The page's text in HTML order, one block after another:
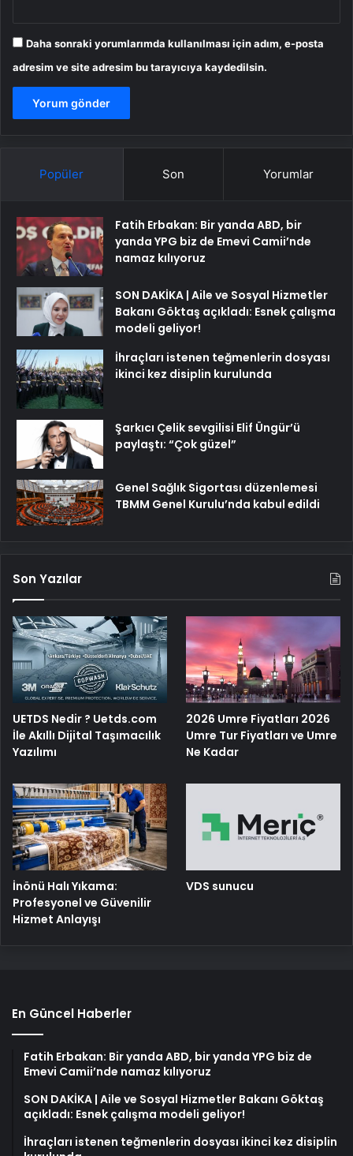
Daha sonraki yorumlarımda kullanılması için adım, e-posta
adresim ve site adresim bu tarayıcıya kaydedilsin.
Popüler Son Yorumlar
Fatih Erbakan: Bir yanda ABD, bir
yanda YPG biz de Emevi Camii’nde
namaz kılıyoruz
SON DAKİKA | Aile ve Sosyal Hizmetler
Bakanı Göktaş açıkladı: Esnek çalışma
modeli geliyor!
İhraçları istenen teğmenlerin dosyası
ikinci kez disiplin kurulunda
Şarkıcı Çelik sevgilisi Elif Üngür’ü
paylaştı: “Çok güzel”
Genel Sağlık Sigortası düzenlemesi
TBMM Genel Kurulu’nda kabul edildi
Son Yazılar
UETDS Nedir ? Uetds.com
İle Akıllı Dijital Taşımacılık
Yazılımı
2026 Umre Fiyatları 2026
Umre Tur Fiyatları ve Umre
Ne Kadar
İnönü Halı Yıkama:
Profesyonel ve Güvenilir
Hizmet Anlayışı
VDS sunucu
En Güncel Haberler
Fatih Erbakan: Bir yanda ABD, bir yanda YPG biz de
Emevi Camii’nde namaz kılıyoruz
SON DAKİKA | Aile ve Sosyal Hizmetler Bakanı Göktaş
açıkladı: Esnek çalışma modeli geliyor!
İhraçları istenen teğmenlerin dosyası ikinci kez disiplin